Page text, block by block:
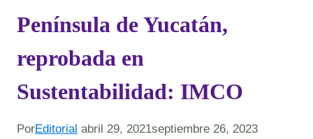
Península de Yucatán,
reprobada en
Sustentabilidad: IMCO
PorEditorial abril 29, 2021septiembre 26, 2023